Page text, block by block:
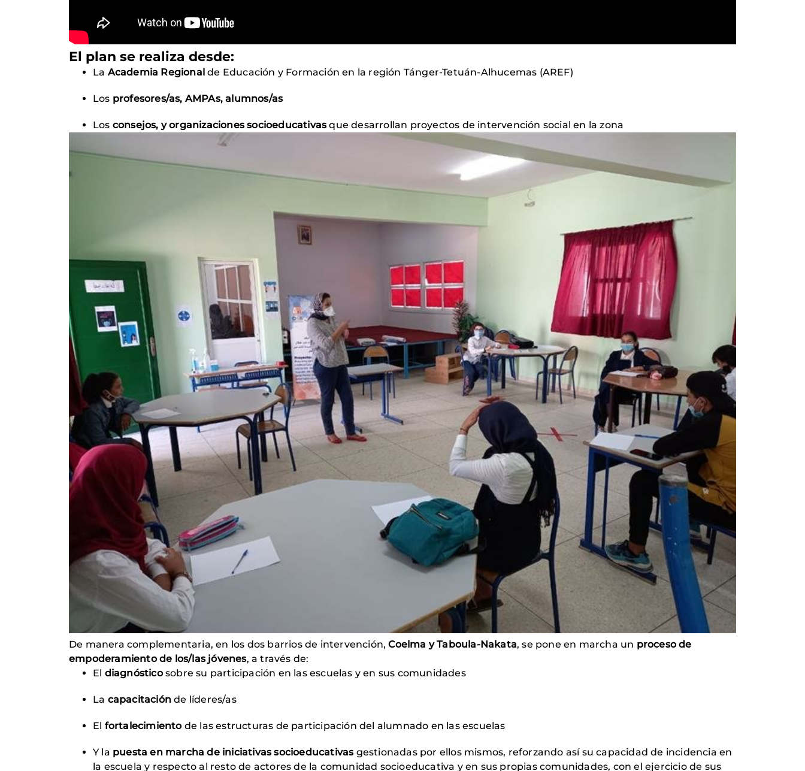
El plan se realiza desde:
La Academia Regionalde Educación y Formación en la región Tánger-Tetuán-Alhucemas (AREF)
Los profesores/as, AMPAs, alumnos/as
Los consejos, y organizaciones socioeducativasque desarrollan proyectos de intervención social en la zona
De manera complementaria, en los dos barrios de intervención,Coelma y Taboula-Nakata, se pone en marcha un proceso de
empoderamiento de los/las jóvenes, a través de:
El diagnósticosobre su participación en las escuelas y en sus comunidades
La capacitaciónde líderes/as
El fortalecimientode las estructuras de participación del alumnado en las escuelas
Y la puesta en marcha de iniciativas socioeducativasgestionadas por ellos mismos, reforzando así su capacidad de incidencia en
la escuela y respecto al resto de actores de la comunidad socioeducativa y en sus propias comunidades, con el ejercicio de sus